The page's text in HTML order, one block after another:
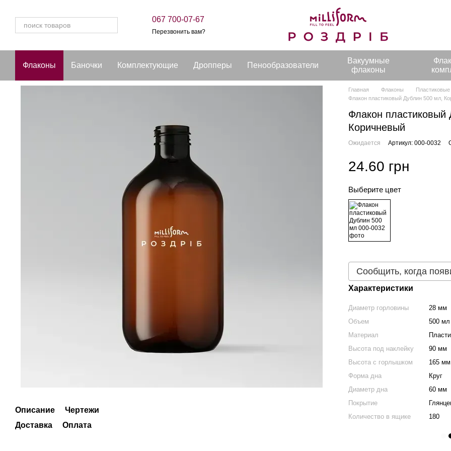
067 700-07-67
Перезвонить вам?
Флаконы Баночки Комплектующие Дропперы Пенообразователи
Вакуумные
флаконы
Описание
Чертежи
Доставка
Оплата
Главная Флаконы
Флакон пластиковый Дублин 500 мл,
Флакон
Коричневый
Ожидается Артикул: 000-0032
24.60 грн
Выберите цвет
Сообщить, когда
Характеристики
Диаметр горловины
28 мм
Объем
500 мл
Материал
Высота под наклейку
90 мм
Высота с горлышком
165 мм
Форма дна
Круг
Диаметр дна
60 мм
Покрытие
Количество в ящике
180